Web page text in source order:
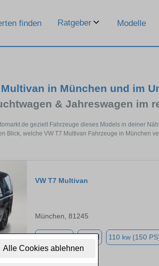
Alle Cookies ablehnen
finden Ratgeber Modelle
in München und im
& Jahreswagen im
gezielt Fahrzeuge dieses Models in deiner
Blick, welche VW T7 Multivan Fahrzeuge in München
VW T7 Multivan
München, 81245
Diesel 110 kw (150